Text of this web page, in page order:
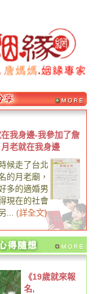
在我身邊-我參加了詹
老就在我身邊
候走了台北
的月老廟，
多的適婚男
現在的社會
...
(詳全文)
《19歲就來報
名,